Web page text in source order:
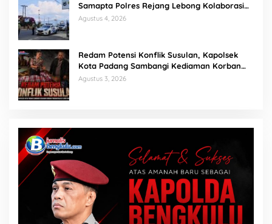
Samapta Polres Rejang Lebong Kolaborasi
Berantas Balap Liar
Agustus 4, 2026
Redam Potensi Konflik Susulan, Kapolsek
Kota Padang Sambangi Kediaman Korban
Penganiayaan di Lubuk Mumpo
Agustus 3, 2026